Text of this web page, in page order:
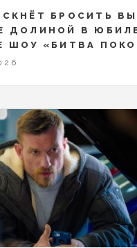
БРОСИТЬ
ДОЛИНОЙ В
ШОУ «БИТВА